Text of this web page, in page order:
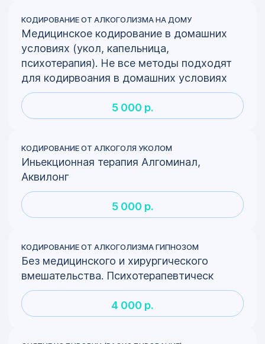
КОДИРОВАНИЕ ОТ АЛКОГОЛИЗМА НА ДОМУ
Медицинское кодирование в домашних
условиях (укол, капельница,
психотерапия). Не все методы подходят
для кодирвоания в домашних условиях
5 000 р.
КОДИРОВАНИЕ ОТ АЛКОГОЛЯ УКОЛОМ
Иньекционная терапия Алгоминал,
Аквилонг
5 000 р.
КОДИРОВАНИЕ ОТ АЛКОГОЛИЗМА ГИПНОЗОМ
Без медицинского и хирургического
вмешательства. Психотерапевтическ
4 000 р.